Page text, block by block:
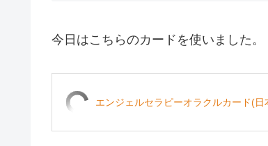
今日はこちらのカードを使いました。
エンジェルセラピーオラクルカード(